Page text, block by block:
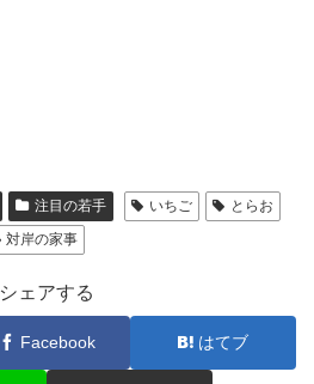
注目の若手 いちご
とらお
対岸の家事
シェアする
Facebook はてブ